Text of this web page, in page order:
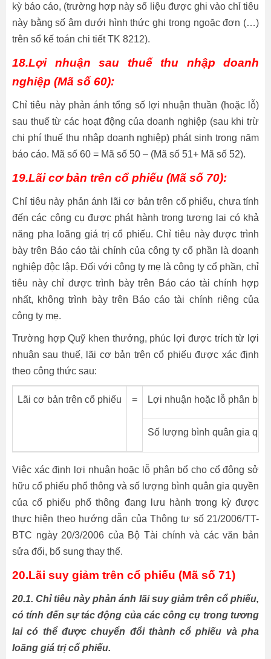
kỳ báo cáo, (trường hợp này số liệu được ghi vào chỉ tiêu
này bằng số âm dưới hình thức ghi trong ngoặc đơn (…)
trên sổ kế toán chi tiết TK 8212).
18.Lợi nhuận sau thuế thu nhập doanh
nghiệp (Mã số 60):
Chỉ tiêu này phản ánh tổng số lợi nhuận thuần (hoặc lỗ)
sau thuế từ các hoạt động của doanh nghiệp (sau khi trừ
chi phí thuế thu nhập doanh nghiệp) phát sinh trong năm
báo cáo. Mã số 60 = Mã số 50 – (Mã số 51+ Mã số 52).
19.Lãi cơ bản trên cổ phiếu (Mã số 70):
Chỉ tiêu này phản ánh lãi cơ bản trên cổ phiếu, chưa tính
đến các công cụ được phát hành trong tương lai có khả
năng pha loãng giá trị cổ phiếu. Chỉ tiêu này được trình
bày trên Báo cáo tài chính của công ty cổ phần là doanh
nghiệp độc lập. Đối với công ty mẹ là công ty cổ phần, chỉ
tiêu này chỉ được trình bày trên Báo cáo tài chính hợp
nhất, không trình bày trên Báo cáo tài chính riêng của
công ty mẹ.
Trường hợp Quỹ khen thưởng, phúc lợi được trích từ lợi
nhuận sau thuế, lãi cơ bản trên cổ phiếu được xác định
theo công thức sau:
Lãi cơ bản trên cổ phiếu = Lợi nhuận hoặc lỗ phân bổ
Số lượng bình quân gia
Việc xác định lợi nhuận hoặc lỗ phân bổ cho cổ đông sở
hữu cổ phiếu phổ thông và số lượng bình quân gia quyền
của cổ phiếu phổ thông đang lưu hành trong kỳ được
thực hiện theo hướng dẫn của Thông tư số 21/2006/TT-
BTC ngày 20/3/2006 của Bộ Tài chính và các văn bản
sửa đổi, bổ sung thay thế.
20.Lãi suy giảm trên cổ phiếu (Mã số 71)
20.1. Chỉ tiêu này phản ánh lãi suy giảm trên cổ phiếu,
có tính đến sự tác động của các công cụ trong tương
lai có thể được chuyển đổi thành cổ phiếu và pha
loãng giá trị cổ phiếu.